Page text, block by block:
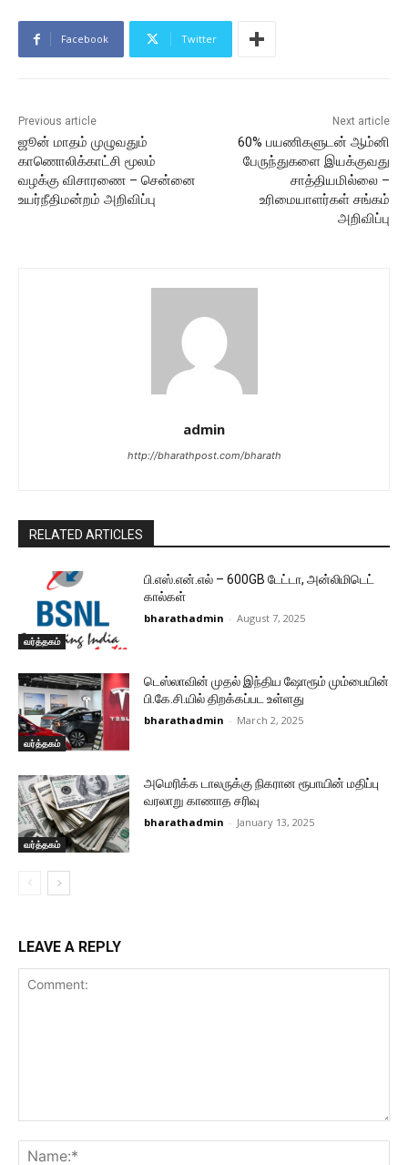
Facebook Twitter
Previous article
ஜூன் மாதம் முழுவதும்
காணொலிக்காட்சி மூலம்
வழக்கு விசாரணை – சென்னை
உயர்நீதிமன்றம் அறிவிப்பு
Next article
60% பயணிகளுடன் ஆம்னி
பேருந்துகளை இயக்குவது
சாத்தியமில்லை –
உரிமையாளர்கள் சங்கம்
அறிவிப்பு
admin
http://bharathpost.com/bharath
RELATED ARTICLES
வர்த்தகம்
பி.எஸ்.என்.எல் – 600GB டேட்டா, அன்லிமிடெட்
கால்கள்
bharathadmin - August 7, 2025
வர்த்தகம்
டெஸ்லாவின் முதல் இந்திய ஷோரூம் மும்பையின்
பி.கே.சி.யில் திறக்கப்பட உள்ளது
bharathadmin - March 2, 2025
வர்த்தகம்
அமெரிக்க டாலருக்கு நிகரான ரூபாயின் மதிப்பு
வரலாறு காணாத சரிவு
bharathadmin - January 13, 2025
LEAVE A REPLY